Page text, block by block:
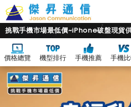
挑戰手機市場最低價~iPhone破盤現貨
價格總覽 機型排行 手機推薦 手機